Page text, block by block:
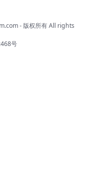
- 版权所有All rights
号